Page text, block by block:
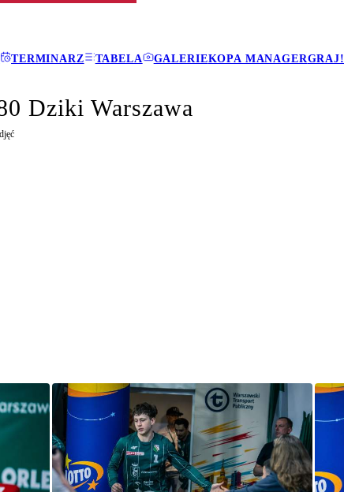
TERMINARZ TABELA GALERIEKOPA MANAGERGRAJ!
Dziki Warszawa